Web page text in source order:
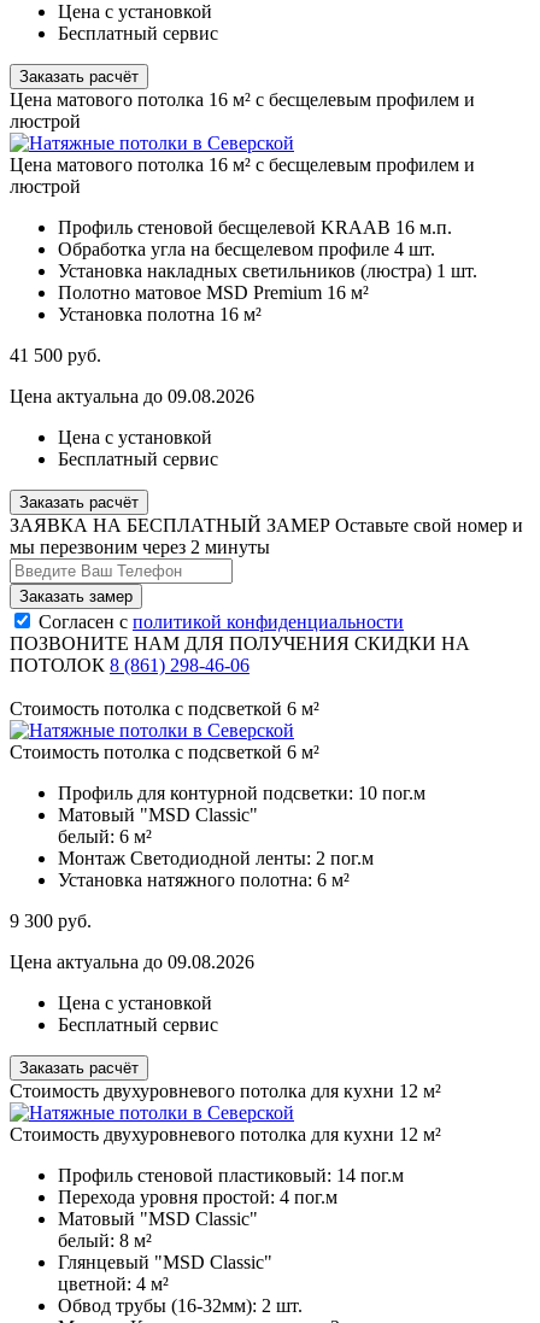
Цена с установкой
Бесплатный сервис
Заказать расчёт
Цена матового потолка 16 м² с бесщелевым профилем и
люстрой
Цена матового потолка 16 м² с бесщелевым профилем и
люстрой
Профиль стеновой бесщелевой KRAAB 16 м.п.
Обработка угла на бесщелевом профиле 4 шт.
Установка накладных светильников (люстра) 1 шт.
Полотно матовое MSD Premium 16 м²
Установка полотна 16 м²
41 500 руб.
Цена актуальна до 09.08.2026
Цена с установкой
Бесплатный сервис
Заказать расчёт
ЗАЯВКА НА БЕСПЛАТНЫЙ ЗАМЕР Оставьте свой номер и
мы перезвоним через 2 минуты
Согласен с политикой конфиденциальности
ПОЗВОНИТЕ НАМ ДЛЯ ПОЛУЧЕНИЯ СКИДКИ НА
ПОТОЛОК 8 (861) 298-46-06
Стоимость потолка с подсветкой 6 м²
Стоимость потолка с подсветкой 6 м²
Профиль для контурной подсветки: 10 пог.м
Матовый "MSD Classic"
белый: 6 м²
Монтаж Светодиодной ленты: 2 пог.м
Установка натяжного полотна: 6 м²
9 300 руб.
Цена актуальна до 09.08.2026
Цена с установкой
Бесплатный сервис
Заказать расчёт
Стоимость двухуровневого потолка для кухни 12 м²
Стоимость двухуровневого потолка для кухни 12 м²
Профиль стеновой пластиковый: 14 пог.м
Перехода уровня простой: 4 пог.м
Матовый "MSD Classic"
белый: 8 м²
Глянцевый "MSD Classic"
цветной: 4 м²
Обвод трубы (16-32мм): 2 шт.